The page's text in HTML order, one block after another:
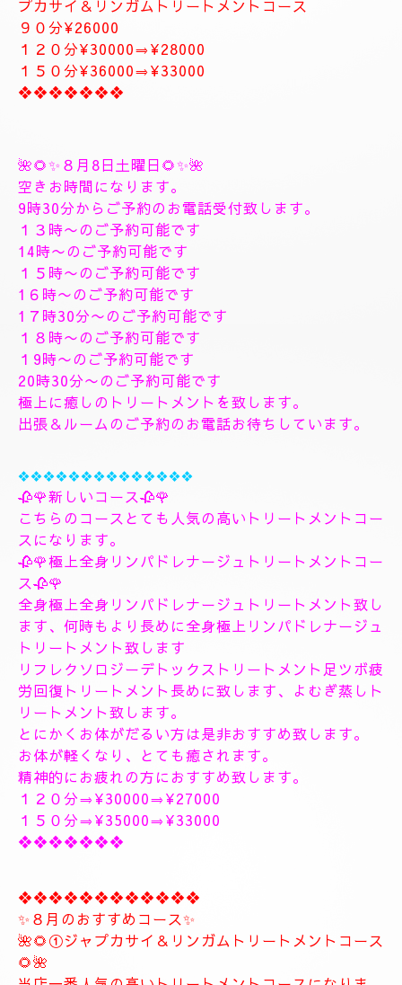
🥀🌹新しいコース🥀🌹
🥀８月のおすすめコースになります。🥀
８月６日からの新しいコース一番おすすめ致します。
🥀ラグジュアリーダブルセラピストコース🥀
ダブルセラピストコースで日頃の疲れた身体を心ゆく
全身極上リンパドレナージュトリートメント致しま
す、フィシャルマッサージパックよむぎ蒸しトリート
メント、ヘッドスパマッサージパック、ソルトトリー
トメント致します、指圧足つぼリフレクソロジージャ
プカサイ＆リンガムトリートメントコース
９０分¥26000
１２０分¥30000⇒¥28000
１５０分¥36000⇒¥33000
❖❖❖❖❖❖❖
🌺🌻✨８月8日土曜日🌻✨🌺
空きお時間になります。
１３時〜のご予約可能です
14時〜のご予約可能です
１５時〜のご予約可能です
1６時〜のご予約可能です
1７時30分〜のご予約可能です
１８時〜のご予約可能です
１9時〜のご予約可能です
20時30分〜のご予約可能です
極上に癒しのトリートメントを致します。
出張＆ルームのご予約のお電話お待ちしています。
❖❖❖❖❖❖❖❖❖❖❖❖❖❖
🥀🌹新しいコース🥀🌹
こちらのコースとても人気の高いトリートメントコー
スになります。
🥀🌹極上全身リンパドレナージュトリートメントコー
ス🥀🌹
全身極上全身リンパドレナージュトリートメント致し
トリートメント致します
リフレクソロジーデトックストリートメント足ツボ疲
労回復トリートメント長めに致します、よむぎ蒸しト
リートメント致します。
とにかくお体がだるい方は是非おすすめ致します。